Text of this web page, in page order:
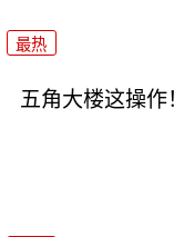
最热
五角大楼这操作